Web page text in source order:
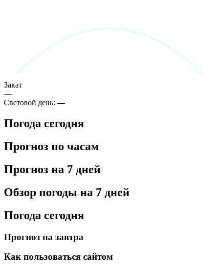
Закат
—
Световой день:—
Погода сегодня
Прогноз по часам
Прогноз на 7 дней
Обзор погоды на 7 дней
Погода сегодня
Прогноз на завтра
Как пользоваться сайтом